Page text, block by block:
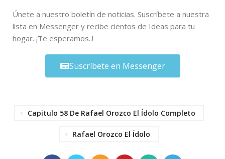
Únete a nuestro boletín de noticias. Suscríbete a nuestra
lista en Messenger y recibe cientos de Ideas para tu
hogar. ¡Te esperamos..!
Suscríbete en Messenger
Capitulo 58 De Rafael Orozco El Ídolo Completo
Rafael Orozco El Ídolo